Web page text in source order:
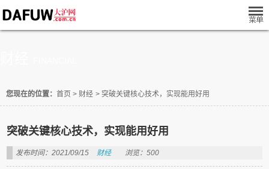
您现在的位置： 首页 > 财经 > 突破关键核心技术，实现能用好用
突破关键核心技术，实现能用好用
发布时间：2021/09/15 财经 浏览：500